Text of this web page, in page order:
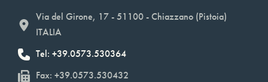
Via del Girone, 17 - 51100 - Chiazzano (Pistoia)
ITALIA
Tel: +39.0573.530364
Fax: +39.0573.530432